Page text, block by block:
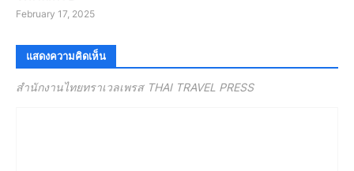
February 17, 2025
แสดงความคิดเห็น
สำนักงานไทยทราเวลเพรส THAI TRAVEL PRESS